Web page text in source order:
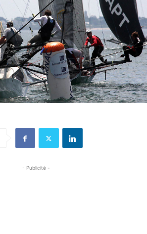
- Publicité -